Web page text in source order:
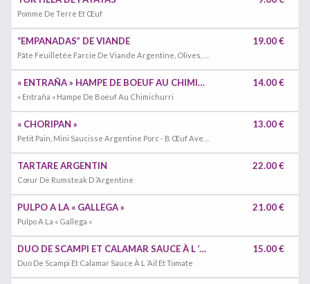
Pomme De Terre Et Œuf
“EMPANADAS” DE VIANDE 19.00 €
« ENTRAÑA » HAMPE DE BOEUF AU CHIMICHURRI
« Entraña » Hampe De Boeuf Au Chimichurri
14.00 €
« CHORIPAN » 13.00 €
TARTARE ARGENTIN
Cœur De Rumsteak D ’Argentine
22.00 €
PULPO A LA « GALLEGA »
Pulpo A La « Gallega »
21.00 €
DUO DE SCAMPI ET CALAMAR SAUCE À L ’AIL ET TOMATE
Duo De Scampi Et Calamar Sauce À L ’Ail Et Tomate
15.00 €